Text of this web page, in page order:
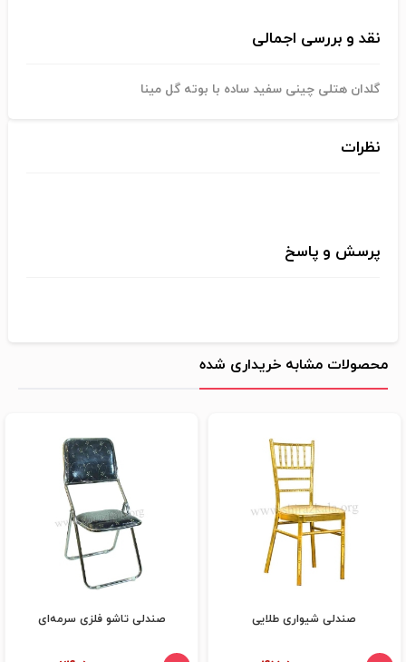
نقد و بررسی اجمالی
گلدان هتلی چینی سفید ساده با بوته گل مینا
نظرات
پرسش و پاسخ
محصولات مشابه خریداری شده
صندلی شیواری طلایی صندلی تاشو فلزی سرمه‌ای